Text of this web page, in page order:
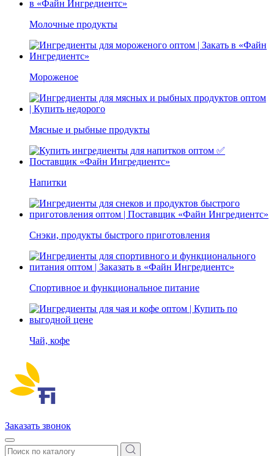
Молочные продукты
Мороженое
Мясные и рыбные продукты
Напитки
Снэки, продукты быстрого приготовления
Спортивное и функциональное питание
Чай, кофе
Заказать звонок